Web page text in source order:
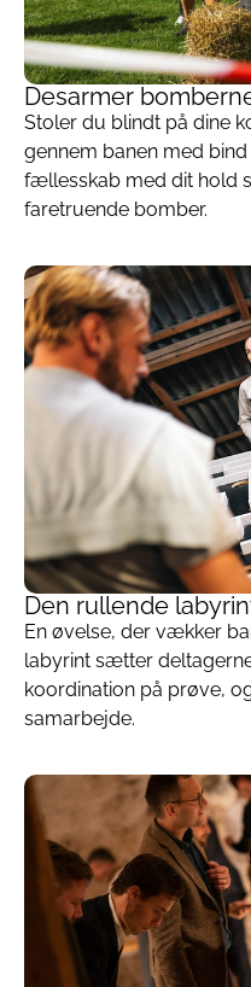
Desarmer
Stoler du blindt på dine
gennem banen med
fællesskab med dit hold
faretruende bomber.
Den rullende
En øvelse, der vækker
labyrint sætter
koordination på prøve,
samarbejde.